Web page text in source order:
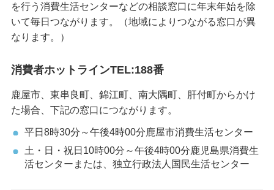
を行う消費生活センターなどの相談窓口に年末年始を除
いて毎日つながります。（地域によりつながる窓口が異
なります。）
消費者ホットラインTEL:188番
鹿屋市、東串良町、錦江町、南大隅町、肝付町からかけ
た場合、下記の窓口につながります。
平日8時30分～午後4時00分鹿屋市消費生活センター
土・日・祝日10時00分～午後4時00分鹿児島県消費生
活センターまたは、独立行政法人国民生活センター